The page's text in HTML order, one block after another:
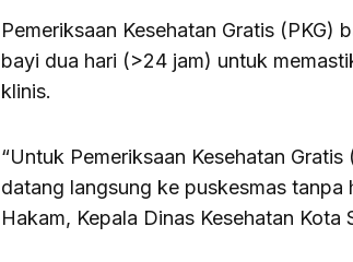
Pemeriksaan Kesehatan Gratis (PKG)
bayi dua hari (>24 jam) untuk
klinis.
“Untuk Pemeriksaan Kesehatan
datang langsung ke puskesmas tanpa
Hakam, Kepala Dinas Kesehatan Kota